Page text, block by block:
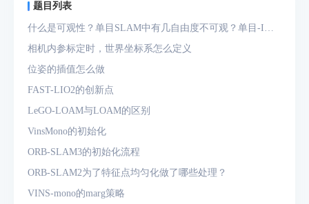
题目列表
什么是可观性？单目SLAM中有几自由度不可观？单目-IMU
系统中有几自由度不可观？
相机内参标定时，世界坐标系怎么定义
位姿的插值怎么做
FAST-LIO2的创新点
LeGO-LOAM与LOAM的区别
VinsMono的初始化
ORB-SLAM3的初始化流程
ORB-SLAM2为了特征点均匀化做了哪些处理？
VINS-mono的marg策略